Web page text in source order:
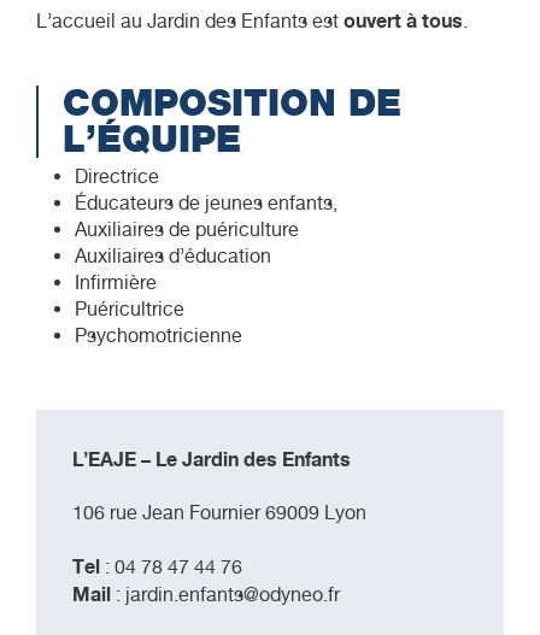
L’accueil au Jardin des Enfants est ouvert à tous.
COMPOSITION DE
L’ÉQUIPE
Directrice
Éducateurs de jeunes enfants,
Auxiliaires de puériculture
Auxiliaires d’éducation
Infirmière
Puéricultrice
Psychomotricienne
L’EAJE – Le Jardin des Enfants
106 rue Jean Fournier 69009 Lyon
Tel : 04 78 47 44 76
Mail : jardin.enfants@odyneo.fr